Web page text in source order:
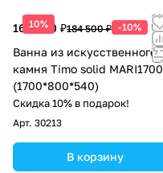
10%
166 050 ₽184 500 ₽ -10%
Ванна из искусственного
камня Timo solid MARI1700
(1700*800*540)
Скидка 10% в подарок!
Арт. 30213
В корзину